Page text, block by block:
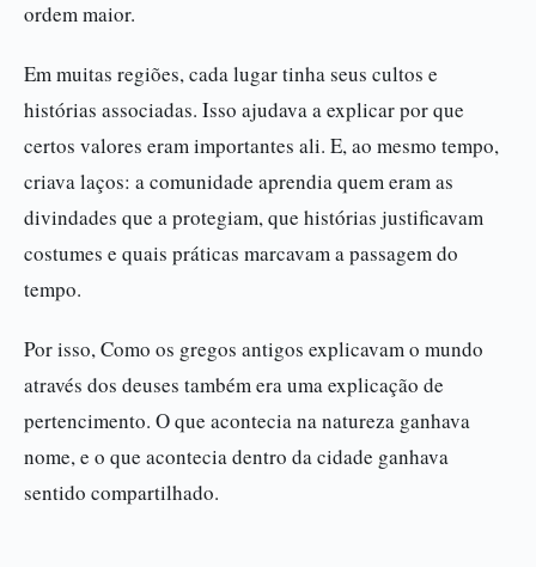
ordem maior.
Em muitas regiões, cada lugar tinha seus cultos e
histórias associadas. Isso ajudava a explicar por que
certos valores eram importantes ali. E, ao mesmo tempo,
criava laços: a comunidade aprendia quem eram as
divindades que a protegiam, que histórias justificavam
costumes e quais práticas marcavam a passagem do
tempo.
Por isso, Como os gregos antigos explicavam o mundo
através dos deuses também era uma explicação de
pertencimento. O que acontecia na natureza ganhava
nome, e o que acontecia dentro da cidade ganhava
sentido compartilhado.